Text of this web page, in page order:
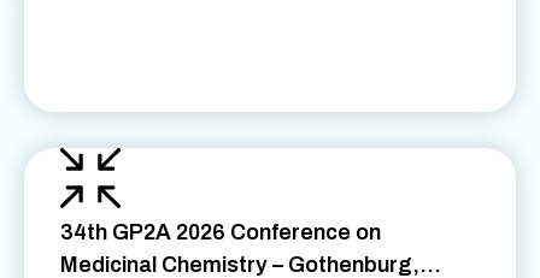
34th GP2A 2026 Conference on
Medicinal Chemistry – Gothenburg,